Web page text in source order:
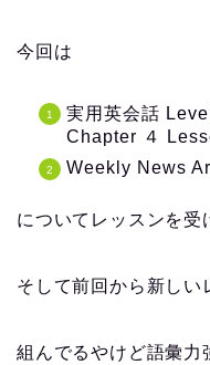
今回は
実用英会話
Chapter ４
Weekly News
についてレッスンを
そして前回から新しい
組んでるやけど語彙力